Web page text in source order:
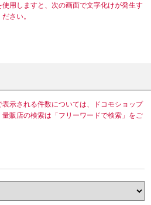
用しますと、次の画面で文字化けが発生す
さい。
表示される件数については、ドコモショップ
販店の検索は「フリーワードで検索」をご